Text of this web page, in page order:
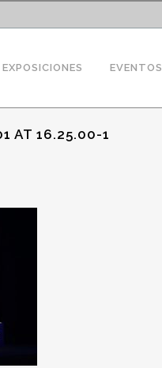
EXPOSICIONES EVENTOS
AT 16.25.00-1